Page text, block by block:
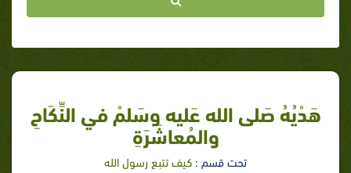
هَدْيُهُ صَلى الله عَليه وسَلمْ في النِّكَاحِ
والمُعاشَرَةِ
تحت قسم : كيف تتبع رسول الله